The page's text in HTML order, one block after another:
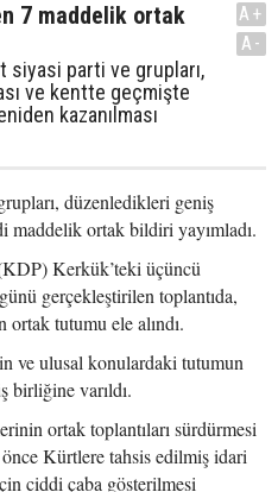
7 maddelik ortak
siyasi parti ve grupları,
ve kentte geçmişte
kazanılması
A+
A-
düzenledikleri geniş
maddelik ortak bildiri yayımladı.
Kerkük’teki üçüncü
gerçekleştirilen toplantıda,
tutumu ele alındı.
ve ulusal konulardaki tutumun
birliğine varıldı.
ortak toplantıları sürdürmesi
Kürtlere tahsis edilmiş idari
ciddi çaba gösterilmesi